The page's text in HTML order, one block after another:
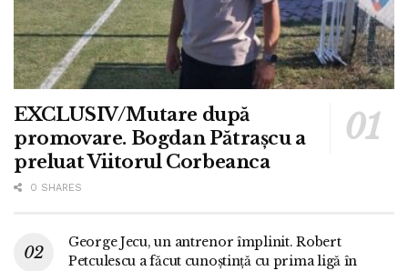
EXCLUSIV/Mutare după
promovare. Bogdan Pătrașcu a
preluat Viitorul Corbeanca
0 SHARES
George Jecu, un antrenor împlinit. Robert
Petculescu a făcut cunoștință cu prima ligă în